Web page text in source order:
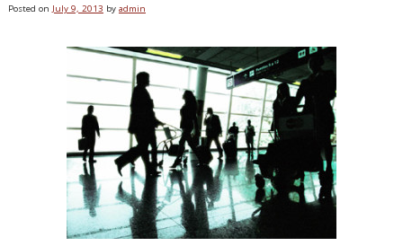
Posted on July 9, 2013 by admin